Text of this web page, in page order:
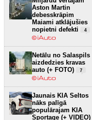
Aston Martin
debesskrāpim
Maiami atklājušies
nopietni defekti
4
Netālu no Salaspils
aizdedzies kravas
auto (+ FOTO)
7
Jaunais KIA Seltos
nāks palīgā
populārajam KIA
Sportage (+ VIDEO)